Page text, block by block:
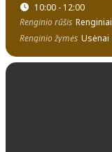
10:00 - 12:00
Renginio rūšis Renginiai
Renginio žymės Usėnai